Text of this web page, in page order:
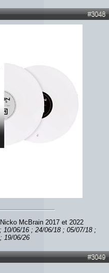
#3048
McBrain 2017 et 2022
10/06/16 ; 24/06/18 ; 05/07/18 ;
19/06/26
#3049